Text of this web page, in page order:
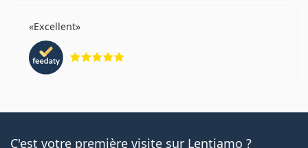
Excellent
C'est votre première visite sur Lentiamo ?